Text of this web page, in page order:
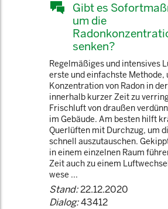
Gibt es
um die
senken?
Regelmäßiges und intensives
erste und einfachste Methode,
Konzentration von Radon in
innerhalb kurzer Zeit zu
Frischluft von draußen
im Gebäude. Am besten hilft
Querlüften mit Durchzug, um
schnell auszutauschen.
in einem einzelnen Raum
Zeit auch zu einem
wese ...
Stand:22.12.2020
Dialog:43412